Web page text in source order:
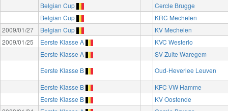
Belgian Cup
Cercle Brugge
Belgian Cup
KRC Mechelen
2009/01/27
Belgian Cup
KV Mechelen
2009/01/25
Eerste Klasse A
KVC Westerlo
Eerste Klasse A
SV Zulte Waregem
Eerste Klasse B
Oud-Heverlee Leuven
Eerste Klasse B
KFC VW Hamme
Eerste Klasse B
KV Oostende